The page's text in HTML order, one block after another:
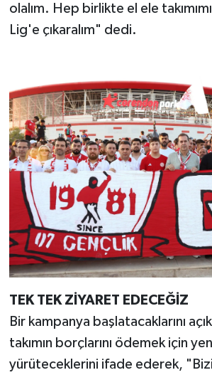
olalım. Hep birlikte el ele
Lig'e çıkaralım" dedi.
TEK TEK ZİYARET EDECEĞİZ
Bir kampanya başlatacaklarını
takımın borçlarını ödemek için
yürüteceklerini ifade ederek,